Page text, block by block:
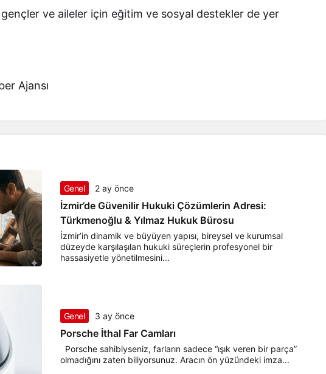
ve aileler için eğitim ve sosyal destekler de yer
Ajansı
Genel 2 ay önce
İzmir’de Güvenilir Hukuki Çözümlerin Adresi:
Türkmenoğlu & Yılmaz Hukuk Bürosu
İzmir’in dinamik ve büyüyen yapısı, bireysel ve kurumsal
düzeyde karşılaşılan hukuki süreçlerin profesyonel bir
hassasiyetle yönetilmesini...
Genel 3 ay önce
Porsche İthal Far Camları
Porsche sahibiyseniz, farların sadece “ışık veren bir parça”
olmadığını zaten biliyorsunuz. Aracın ön yüzündeki imza...